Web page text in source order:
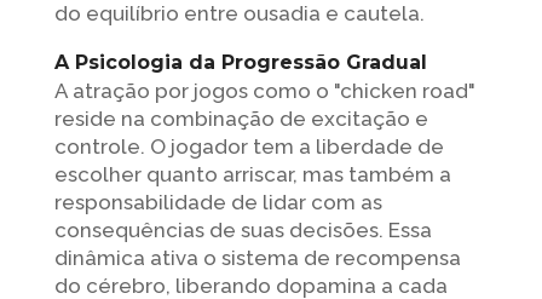
do equilíbrio entre ousadia e cautela.
A Psicologia da Progressão Gradual
A atração por jogos como o "chicken road"
reside na combinação de excitação e
controle. O jogador tem a liberdade de
escolher quanto arriscar, mas também a
responsabilidade de lidar com as
consequências de suas decisões. Essa
dinâmica ativa o sistema de recompensa
do cérebro, liberando dopamina a cada